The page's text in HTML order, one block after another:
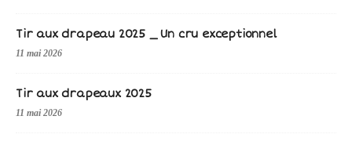
Tir aux drapeau 2025 _ Un cru exceptionnel
11 mai 2026
Tir aux drapeaux 2025
11 mai 2026